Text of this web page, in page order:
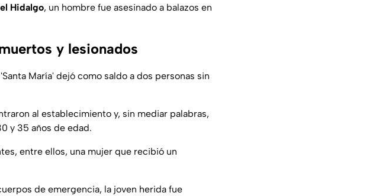
Hidalgo, un hombre fue asesinado a balazos en
y lesionados
María' dejó como saldo a dos personas sin
al establecimiento y, sin mediar palabras,
y 35 años de edad.
entre ellos, una mujer que recibió un
de emergencia, la joven herida fue